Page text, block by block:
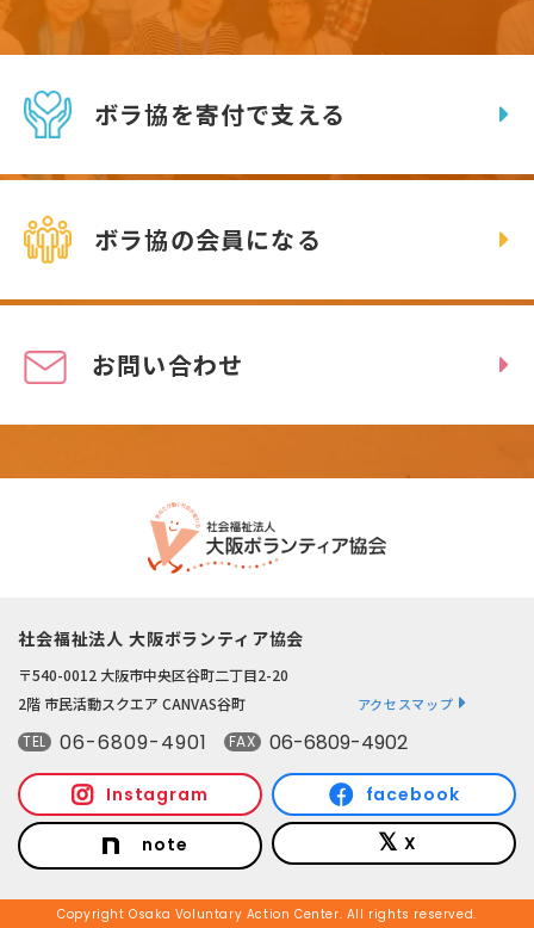
ボラ協を寄付で支える
ボラ協の会員になる
お問い合わせ
社会福祉法人 大阪ボランティア協会
〒540-0012 大阪市中央区谷町二丁目2-20
2階 市民活動スクエア CANVAS谷町
アクセスマップ
TEL 06-6809-4901 FAX 06-6809-4902
Instagram facebook
note X
Copyright Osaka Voluntary Action Center. All rights reserved.